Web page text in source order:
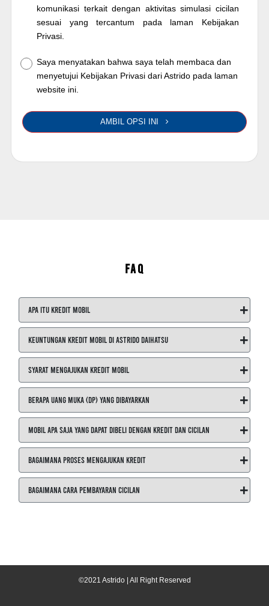
komunikasi terkait dengan aktivitas simulasi cicilan
sesuai yang tercantum pada laman Kebijakan
Privasi.
Saya menyatakan bahwa saya telah membaca dan
menyetujui Kebijakan Privasi dari Astrido pada laman
website ini.
AMBIL OPSI INI
FAQ
Apa itu Kredit Mobil +
Keuntungan Kredit Mobil di ASTRIDO Daihatsu +
Syarat Mengajukan Kredit Mobil +
Berapa Uang Muka (DP) yang Dibayarkan +
Mobil Apa Saja yang Dapat Dibeli dengan Kredit dan Cicilan +
Bagaimana Proses Mengajukan Kredit +
Bagaimana Cara Pembayaran Cicilan +
©2021 Astrido | All Right Reserved